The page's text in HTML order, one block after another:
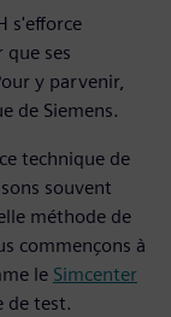
s'efforce
que ses
y parvenir,
de Siemens.
technique de
souvent
méthode de
commençons à
le Simcenter
de test.